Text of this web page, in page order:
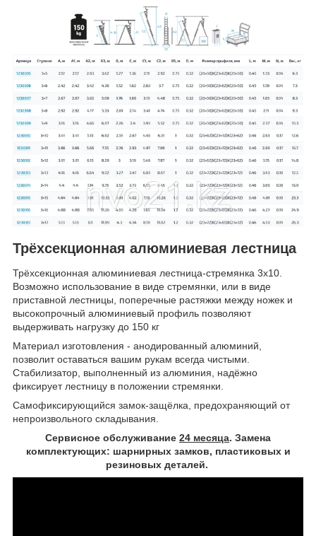
Трёхсекционная алюминиевая лестница
Трёхсекционная алюминиевая лестница-стремянка 3х10.
Возможно использование в виде стремянки, или в виде
приставной лестницы, поперечные растяжки между ножек и
высокопрочный алюминиевый профиль позволяют
выдерживать нагрузку до 150 кг
Материал изготовления - анодированный алюминий,
позволит оставаться вашим рукам всегда чистыми.
Стабилизатор, выполненный из алюминия, надёжно
фиксирует лестницу в положении стремянки.
Самофиксирующийся замок-защёлка, предохраняющий от
непроизвольного складывания.
Сервисное обслуживание 24 месяца. Замена
комплектующих: шарнирных замков, пластиковых и
резиновых деталей.